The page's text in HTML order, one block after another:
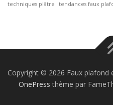
techniques plâtre
tendances faux
Copyright © 2026 Faux plafond
OnePress thème par